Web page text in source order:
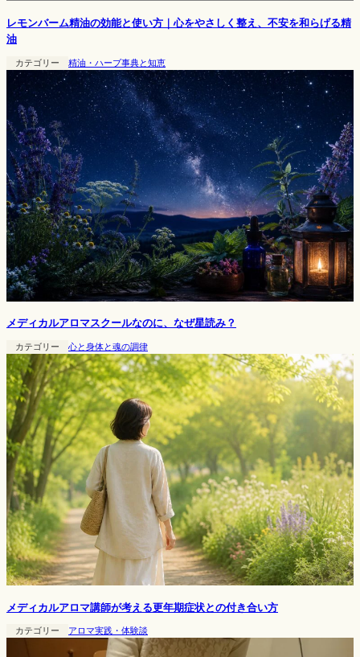
レモンバーム精油の効能と使い方｜心をやさしく整え、不安を和らげる精
油
カテゴリー 精油・ハーブ事典と知恵
メディカルアロマスクールなのに、なぜ星読み？
カテゴリー 心と身体と魂の調律
メディカルアロマ講師が考える更年期症状との付き合い方
カテゴリー アロマ実践・体験談